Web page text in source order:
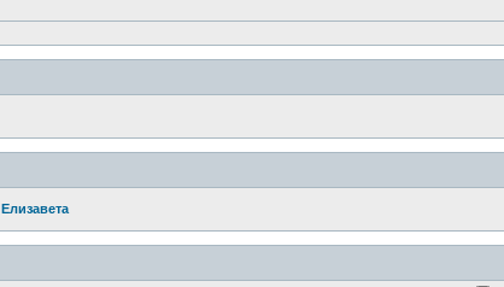
Елизавета